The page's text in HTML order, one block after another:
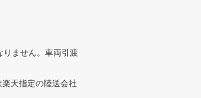
りません。車両引渡
天指定の陸送会社